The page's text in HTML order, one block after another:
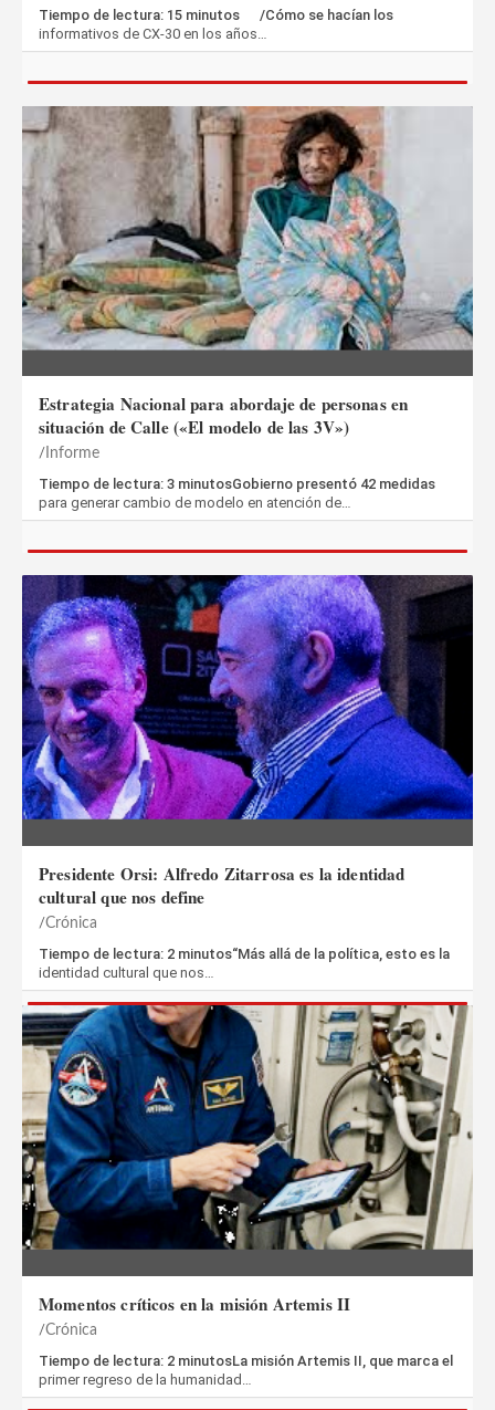
Tiempo de lectura: 15 minutos /Cómo se hacían los
informativos de CX-30 en los años…
Estrategia Nacional para abordaje de personas en
situación de Calle («El modelo de las 3V»)
Informe
Tiempo de lectura: 3 minutosGobierno presentó 42 medidas
para generar cambio de modelo en atención de…
Presidente Orsi: Alfredo Zitarrosa es la identidad
cultural que nos define
Crónica
Tiempo de lectura: 2 minutos“Más allá de la política, esto es la
identidad cultural que nos…
Momentos críticos en la misión Artemis II
Crónica
Tiempo de lectura: 2 minutosLa misión Artemis II, que marca el
primer regreso de la humanidad…